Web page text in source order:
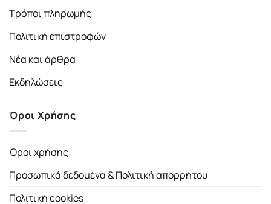
Τρόποι πληρωμής
Πολιτική επιστροφών
Νέα και άρθρα
Εκδηλώσεις
Όροι Χρήσης
Όροι χρήσης
Προσωπικά δεδομένα & Πολιτική απορρήτου
Πολιτική cookies